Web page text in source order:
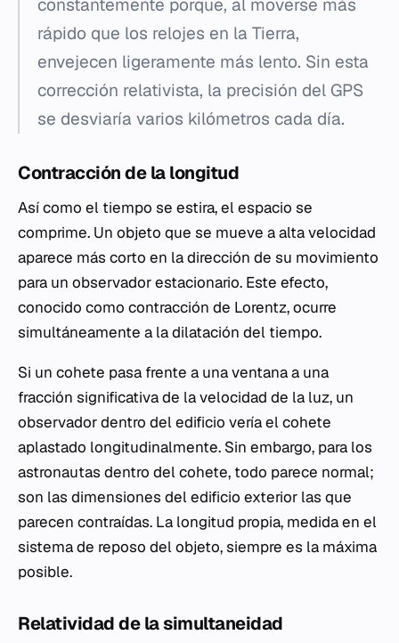
constantemente porque, al moverse más
rápido que los relojes en la Tierra,
envejecen ligeramente más lento. Sin esta
corrección relativista, la precisión del GPS
se desviaría varios kilómetros cada día.
Contracción de la longitud
Así como el tiempo se estira, el espacio se
comprime. Un objeto que se mueve a alta velocidad
aparece más corto en la dirección de su movimiento
para un observador estacionario. Este efecto,
conocido como contracción de Lorentz, ocurre
simultáneamente a la dilatación del tiempo.
Si un cohete pasa frente a una ventana a una
fracción significativa de la velocidad de la luz, un
observador dentro del edificio vería el cohete
aplastado longitudinalmente. Sin embargo, para los
astronautas dentro del cohete, todo parece normal;
son las dimensiones del edificio exterior las que
parecen contraídas. La longitud propia, medida en el
sistema de reposo del objeto, siempre es la máxima
posible.
Relatividad de la simultaneidad